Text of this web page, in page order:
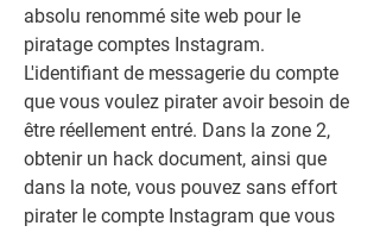
absolu renommé site web pour le
piratage comptes Instagram.
L'identifiant de messagerie du compte
que vous voulez pirater avoir besoin de
être réellement entré. Dans la zone 2,
obtenir un hack document, ainsi que
dans la note, vous pouvez sans effort
pirater le compte Instagram que vous